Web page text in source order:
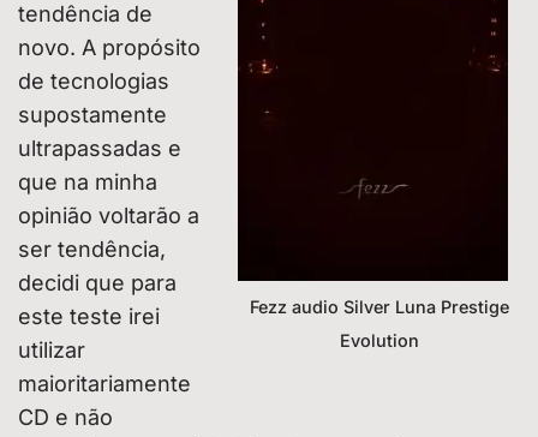
Fezz audio Silver Luna Prestige
Evolution
tendência de
novo. A propósito
de tecnologias
supostamente
ultrapassadas e
que na minha
opinião voltarão a
ser tendência,
decidi que para
este teste irei
utilizar
maioritariamente
CD e não